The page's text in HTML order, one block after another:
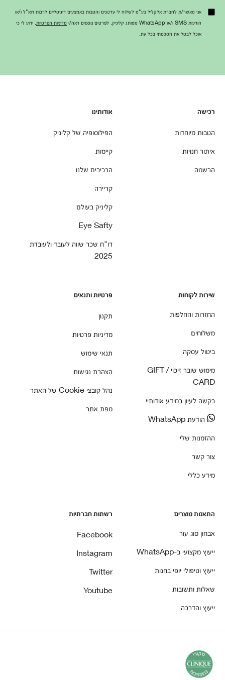
אני מאשר/ת לחברת אלקליל בע"מ לשלוח לי עדכונים והטבות באמצעים דיגיטליים לרבות דוא"ל ו/או
הודעות SMS ו/או WhatsApp ממותג קליניק. לפרטים נוספים ראה/י
מדיניות הפרטיות . ידוע לי כי
אוכל לבטל את הסכמתי בכל עת.
רכישה
הטבות מיוחדות
איתור חנויות
הרשמה
אודותינו
הפילוסופיה של קליניק
קיימות
הרכיבים שלנו
קריירה
קליניק בעולם
Eye Safty
דו"ח שכר שווה לעובד ולעובדת
2025
שירות לקוחות
החזרות והחלפות
משלוחים
ביטול עסקה
מימוש שובר זיכוי / GIFT
CARD
בקשה לעיון במידע אודותיי
הודעת WhatsApp
ההזמנות שלי
צור קשר
מידע כללי
פרטיות ותנאים
תקנון
מדיניות פרטיות
תנאי שימוש
הצהרת נגישות
נהל קובצי Cookie של האתר
מפת אתר
התאמת מוצרים
אבחון סוג עור
ייעוץ מקצועי ב-WhatsApp
ייעוץ וטיפולי יופי בחנות
שאלות ותשובות
ייעוץ והדרכה
רשתות חברתיות
Facebook
Instagram
Twitter
Youtube